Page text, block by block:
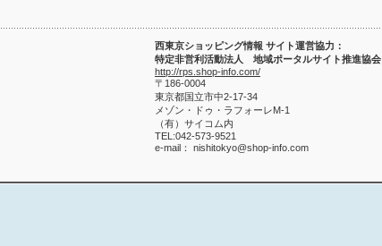
西東京ショッピング情報 サイト運営協力：
特定非営利活動法人 地域ポータルサイト推進協会
http://rps.shop-info.com/
〒186-0004
東京都国立市中2-17-34
メゾン・ドゥ・ラフォーレM-1
（有）サイコム内
TEL:042-573-9521
e-mail： nishitokyo@shop-info.com